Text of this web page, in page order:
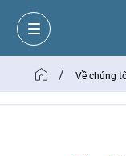
/ Về chúng